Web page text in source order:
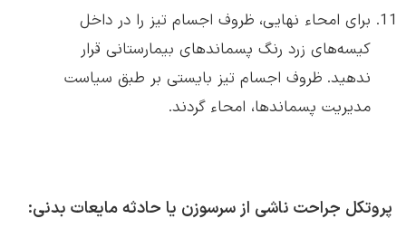
برای امحاء نهایی، ظروف اجسام تیز را در داخل
کیسه‌های زرد رنگ پسماندهای بیمارستانی قرار
ندهید. ظروف اجسام تیز بایستی بر طبق سیاست
مدیریت پسماندها، امحاء گردند.
پروتکل جراحت ناشی از سرسوزن یا حادثه مایعات بدنی: